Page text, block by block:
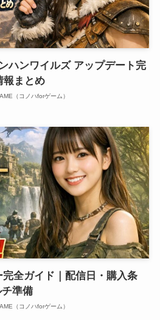
ハンワイルズ アップデート完
報まとめ
（コノハforゲーム）
全ガイド｜配信日・購入条
準備
（コノハforゲーム）